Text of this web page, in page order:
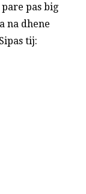
pas big
na dhene
tij: